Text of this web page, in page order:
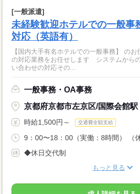
[一般派遣]
未経験歓迎ホテルでの一般事
対応（英語有）
【国内大手有名ホテルでの一般事務】 の
の対応業務をお任せします システムから
い合わせの対応その...
一般事務・OA事務
京都府京都市左京区/国際会館駅
時給1,500円～ 交通費全額支給
9：00〜18：00（実働：8時間） （
◆休日交代制
もっと見る